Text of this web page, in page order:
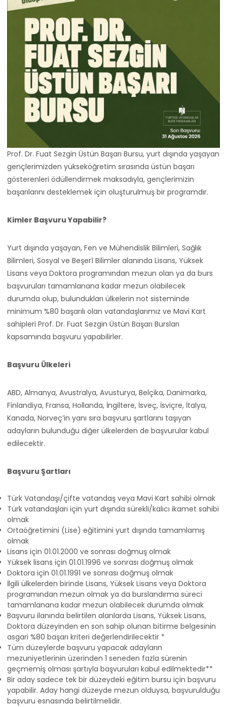
Prof. Dr. Fuat Sezgin Üstün Başarı Bursu, yurt dışında yaşayan
gençlerimizden yükseköğretim sırasında üstün başarı
gösterenleri ödüllendirmek maksadıyla, gençlerimizin
başarılarını desteklemek için oluşturulmuş bir programdır.
Kimler Başvuru Yapabilir?
Yurt dışında yaşayan, Fen ve Mühendislik Bilimleri, Sağlık
Bilimleri, Sosyal ve Beşerî Bilimler alanında Lisans, Yüksek
Lisans veya Doktora programından mezun olan ya da burs
başvuruları tamamlanana kadar mezun olabilecek
durumda olup, bulundukları ülkelerin not sisteminde
minimum %80 başarılı olan vatandaşlarımız ve Mavi Kart
sahipleri Prof. Dr. Fuat Sezgin Üstün Başarı Bursları
kapsamında başvuru yapabilirler.
Başvuru Ülkeleri
ABD, Almanya, Avustralya, Avusturya, Belçika, Danimarka,
Finlandiya, Fransa, Hollanda, İngiltere, İsveç, İsviçre, İtalya,
Kanada, Norveç’in yanı sıra başvuru şartlarını taşıyan
adayların bulunduğu diğer ülkelerden de başvurular kabul
edilecektir.
Başvuru Şartları
Türk Vatandaşı/çifte vatandaş veya Mavi Kart sahibi olmak
Türk vatandaşları için yurt dışında sürekli/kalıcı ikamet sahibi
olmak
Ortaöğretimini (Lise) eğitimini yurt dışında tamamlamış
olmak
Lisans için 01.01.2000 ve sonrası doğmuş olmak
Yüksek lisans için 01.01.1996 ve sonrası doğmuş olmak
Doktora için 01.01.1991 ve sonrası doğmuş olmak
İlgili ülkelerden birinde Lisans, Yüksek Lisans veya Doktora
programından mezun olmak ya da burslandırma süreci
tamamlanana kadar mezun olabilecek durumda olmak
Başvuru ilanında belirtilen alanlarda Lisans, Yüksek Lisans,
Doktora düzeyinden en son sahip olunan bitirme belgesinin
asgari %80 başarı kriteri değerlendirilecektir *
Tüm düzeylerde başvuru yapacak adayların
mezuniyetlerinin üzerinden 1 seneden fazla sürenin
geçmemiş olması şartıyla başvuruları kabul edilmektedir**
Bir aday sadece tek bir düzeydeki eğitim bursu için başvuru
yapabilir. Aday hangi düzeyde mezun olduysa, başvurulduğu
başvuru esnasında belirtilmelidir.